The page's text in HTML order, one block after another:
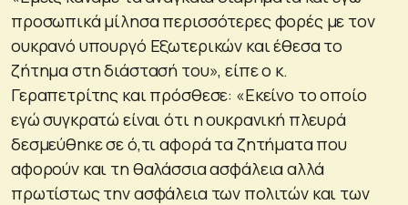
προσωπικά μίλησα περισσότερες φορές με τον
ουκρανό υπουργό Εξωτερικών και έθεσα το
ζήτημα στη διάστασή του», είπε ο κ.
Γεραπετρίτης και πρόσθεσε: «Εκείνο το οποίο
εγώ συγκρατώ είναι ότι η ουκρανική πλευρά
δεσμεύθηκε σε ό,τι αφορά τα ζητήματα που
αφορούν και τη θαλάσσια ασφάλεια αλλά
πρωτίστως την ασφάλεια των πολιτών και των